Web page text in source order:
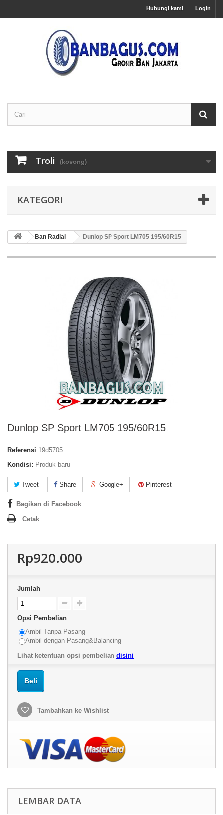
Login
Hubungi kami
Troli (kosong)
KATEGORI
Ban Radial Dunlop SP Sport LM705 195/60R15
Dunlop SP Sport LM705 195/60R15
Referensi 19d5705
Kondisi: Produk baru
Tweet Share Google+ Pinterest
Bagikan di Facebook
Cetak
Rp920.000
Jumlah
Opsi Pembelian
Ambil Tanpa Pasang
Ambil dengan Pasang&Balancing
Lihat ketentuan opsi pembelian disini
Beli
Tambahkan ke Wishlist
LEMBAR DATA